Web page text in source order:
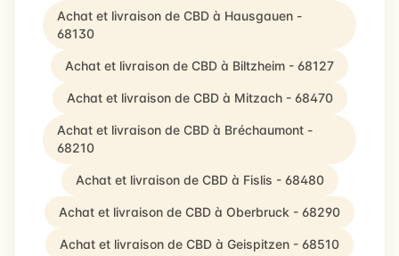
Achat et livraison de CBD à Hausgauen -
68130
Achat et livraison de CBD à Biltzheim - 68127
Achat et livraison de CBD à Mitzach - 68470
Achat et livraison de CBD à Bréchaumont -
68210
Achat et livraison de CBD à Fislis - 68480
Achat et livraison de CBD à Oberbruck - 68290
Achat et livraison de CBD à Geispitzen - 68510